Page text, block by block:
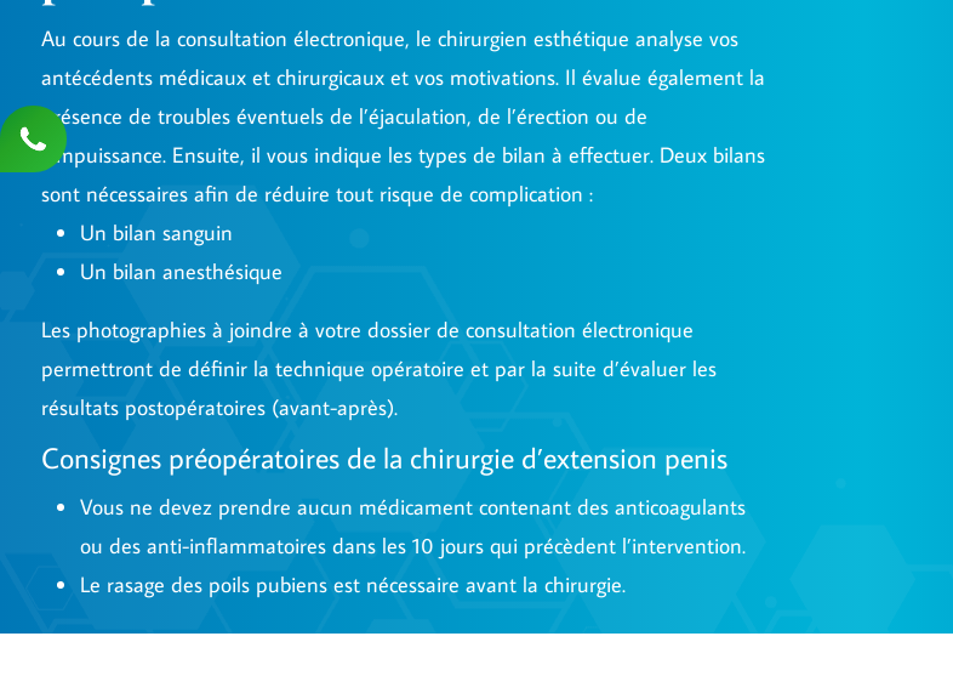
Au cours de la consultation électronique, le chirurgien esthétique analyse vos
antécédents médicaux et chirurgicaux et vos motivations. Il évalue également la
présence de troubles éventuels de l’éjaculation, de l’érection ou de
l’impuissance. Ensuite, il vous indique les types de bilan à effectuer. Deux bilans
sont nécessaires afin de réduire tout risque de complication :
Un bilan sanguin
Un bilan anesthésique
Les photographies à joindre à votre dossier de consultation électronique
permettront de définir la technique opératoire et par la suite d’évaluer les
résultats postopératoires (avant-après).
Consignes préopératoires de la chirurgie d’extension penis
Vous ne devez prendre aucun médicament contenant des anticoagulants
ou des anti-inflammatoires dans les 10 jours qui précèdent l’intervention.
Le rasage des poils pubiens est nécessaire avant la chirurgie.